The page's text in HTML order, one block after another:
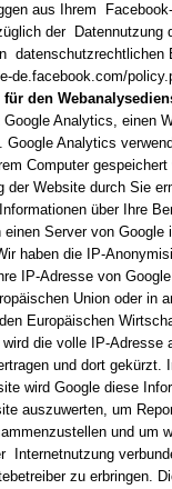
aus Ihrem
der Datennutzung
datenschutzrechtlichen
de.facebook.com/
für den
Analytics, einen
Google Analytics
Computer gespeichert
der Website durch Sie
über Ihre
Server von Google
haben die IP-
IP-Adresse von
Union oder in
Europäischen
die volle IP-Adresse
und dort gekürzt.
wird Google diese
auszuwerten, um
und um
Internetnutzung
zu erbringen.